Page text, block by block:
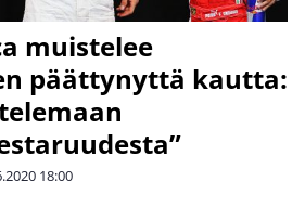
muistelee
päättynyttä kautta:
18:00